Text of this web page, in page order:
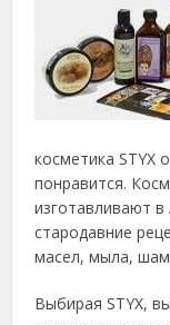
косметика STYX
понравится.
изготавливают
стародавние
масел, мыла,
Выбирая STYX,